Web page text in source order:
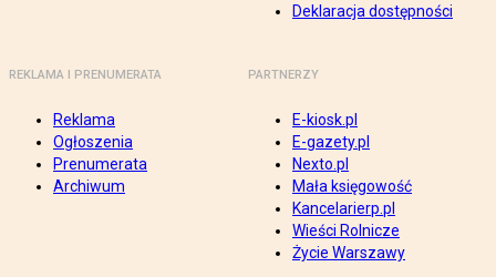
Deklaracja dostępności
REKLAMA I PRENUMERATA
Reklama
Ogłoszenia
Prenumerata
Archiwum
PARTNERZY
E-kiosk.pl
E-gazety.pl
Nexto.pl
Mała księgowość
Kancelarierp.pl
Wieści Rolnicze
Życie Warszawy